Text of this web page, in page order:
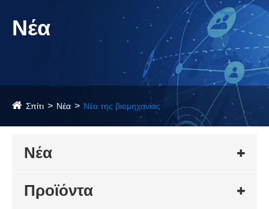
Νέα
Σπίτι Νέα Νέα της βιομηχανίας
Νέα
Προϊόντα